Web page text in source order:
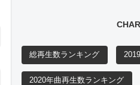
総再生数ランキング
2020年曲再生数ランキング